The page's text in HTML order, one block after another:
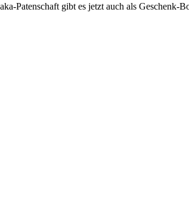
Patenschaft gibt es jetzt auch als Geschenk-